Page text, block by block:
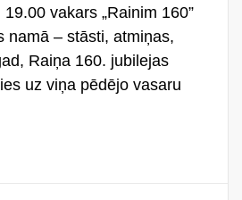
vakars „Rainim 160”
namā – stāsti, atmiņas,
Raiņa 160. jubilejas
uz viņa pēdējo vasaru